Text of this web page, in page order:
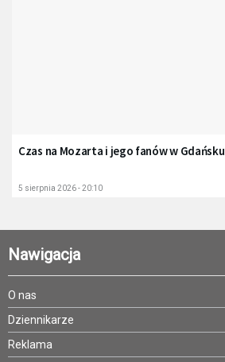
Czas na Mozarta i jego fanów w Gdańsku
5 sierpnia 2026 - 20:10
Nawigacja
O nas
Dziennikarze
Reklama